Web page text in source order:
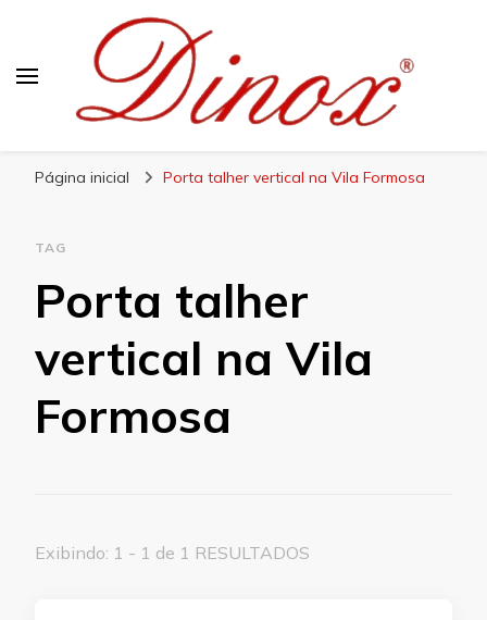
Página inicial Porta talher vertical na Vila Formosa
TAG
Porta talher
vertical na Vila
Formosa
Exibindo: 1 - 1 de 1 RESULTADOS